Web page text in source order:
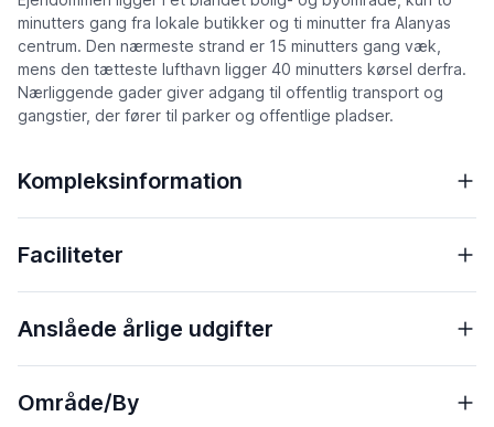
minutters gang fra lokale butikker og ti minutter fra Alanyas
centrum. Den nærmeste strand er 15 minutters gang væk,
mens den tætteste lufthavn ligger 40 minutters kørsel derfra.
Nærliggende gader giver adgang til offentlig transport og
gangstier, der fører til parker og offentlige pladser.
Kompleksinformation
Faciliteter
Anslåede årlige udgifter
Område/By